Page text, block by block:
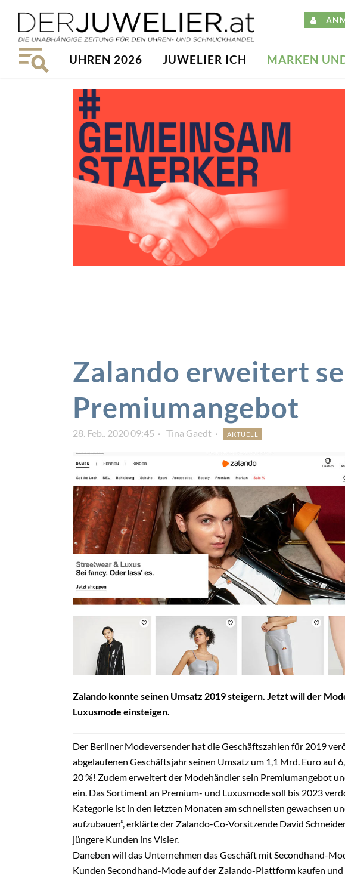
UHREN 2026 JUWELIER ICH MARKEN
Zalando erweitert
Premiumangebot
28. Feb.. 2020 09:45 Tina Gaedt AKTUELL
Zalando konnte seinen Umsatz 2019 steigern. Jetzt will der
Luxusmode einsteigen.
Der Berliner Modeversender hat die Geschäftszahlen für 2019
abgelaufenen Geschäftsjahr seinen Umsatz um 1,1 Mrd. Euro auf
20 %! Zudem erweitert der Modehändler sein Premiumangebot
ein. Das Sortiment an Premium- und Luxusmode soll bis 2023
Kategorie ist in den letzten Monaten am schnellsten gewachsen
aufzubauen”, erklärte der Zalando-Co-Vorsitzende David
jüngere Kunden ins Visier.
Daneben will das Unternehmen das Geschäft mit Secondhand-
Kunden Secondhand-Mode auf der Zalando-Plattform kaufen